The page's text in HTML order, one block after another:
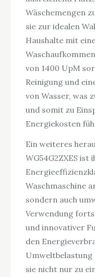
Wäschemengen
sie zur idealen
Haushalte mit
von 1400 UpM
Reinigung und
von Wasser, was
und somit zu
Energiekosten
Ein weiteres
WG54G2ZXES ist
Waschmaschine
sondern auch
Verwendung
und innovativer
den
Umweltbelastung
sie nicht nur zu